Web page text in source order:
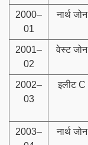
2000–
01
नार्थ जोन
2001–
02
वेस्ट जोन
2002–
03
इलीट C
2003–
नार्थ जोन